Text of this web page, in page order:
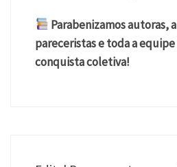
Parabenizamos autoras,
pareceristas e toda a
conquista coletiva!